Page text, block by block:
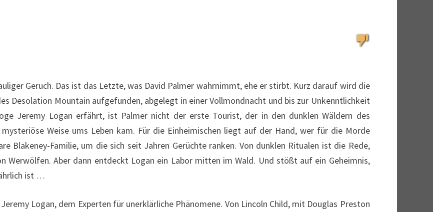
Geruch. Das ist das Letzte, was David Palmer wahrnimmt, ehe er stirbt. Kurz darauf wird die
Desolation Mountain aufgefunden, abgelegt in einer Vollmondnacht und bis zur Unkenntlichkeit
Jeremy Logan erfährt, ist Palmer nicht der erste Tourist, der in den dunklen Wäldern des
Weise ums Leben kam. Für die Einheimischen liegt auf der Hand, wer für die Morde
Blakeney-Familie, um die sich seit Jahren Gerüchte ranken. Von dunklen Ritualen ist die Rede,
Werwölfen. Aber dann entdeckt Logan ein Labor mitten im Wald. Und stößt auf ein Geheimnis,
ist …
Logan, dem Experten für unerklärliche Phänomene. Von Lincoln Child, mit Douglas Preston